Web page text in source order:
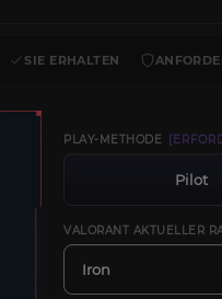
SIE ERHALTEN
PLAY-METHODE
Pilot
VALORANT AKTUELLER
Iron